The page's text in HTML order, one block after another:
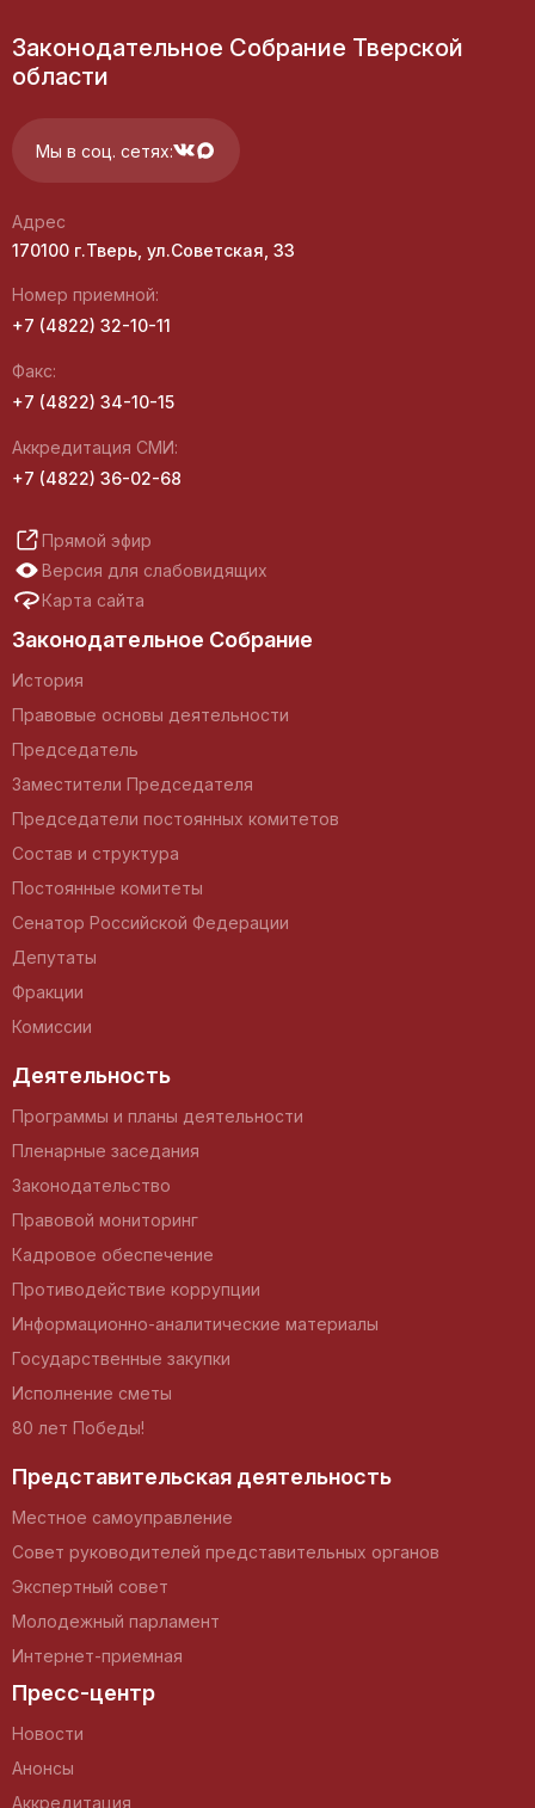
Законодательное Собрание Тверской
области
Мы в соц. сетях:
Адрес
170100 г.Тверь, ул.Советская, 33
Номер приемной:
+7 (4822) 32-10-11
Факс:
+7 (4822) 34-10-15
Аккредитация СМИ:
+7 (4822) 36-02-68
Прямой эфир
Версия для слабовидящих
Карта сайта
Законодательное Собрание
История
Правовые основы деятельности
Председатель
Заместители Председателя
Председатели постоянных комитетов
Состав и структура
Постоянные комитеты
Сенатор Российской Федерации
Депутаты
Фракции
Комиссии
Деятельность
Программы и планы деятельности
Пленарные заседания
Законодательство
Правовой мониторинг
Кадровое обеспечение
Противодействие коррупции
Информационно-аналитические материалы
Государственные закупки
Исполнение сметы
80 лет Победы!
Представительская деятельность
Местное самоуправление
Совет руководителей представительных органов
Экспертный совет
Молодежный парламент
Интернет-приемная
Пресс-центр
Новости
Анонсы
Аккредитация